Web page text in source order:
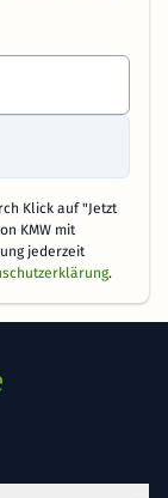
Klick auf "Jetzt
KMW mit
jederzeit
.